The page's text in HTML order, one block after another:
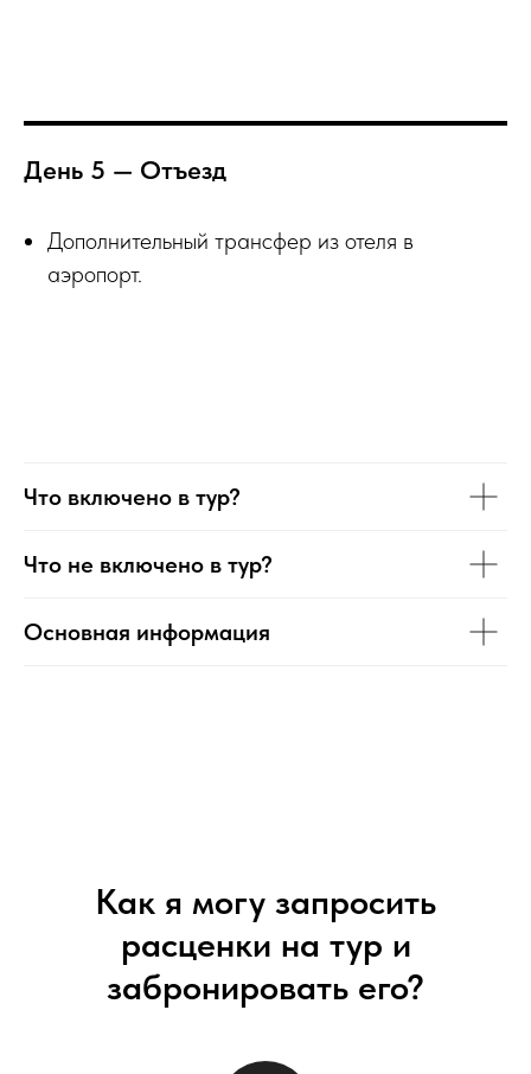
День 5 — Отъезд
Дополнительный трансфер из отеля в
аэропорт.
Что включено в тур?
Что не включено в тур?
Основная информация
Как я могу запросить
расценки на тур и
забронировать его?